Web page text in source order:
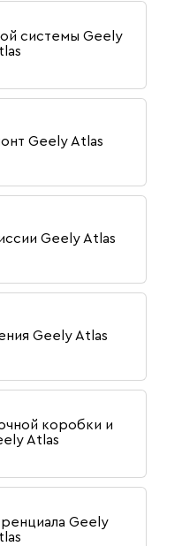
системы Geely
Geely Atlas
Geely Atlas
Geely Atlas
коробки и
Atlas
Geely